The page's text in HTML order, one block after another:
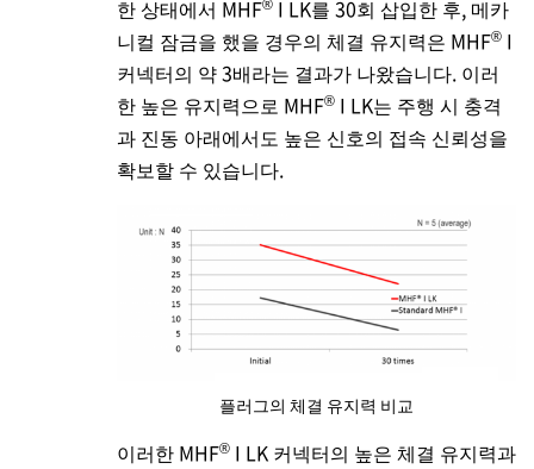
한 상태에서 MHF I LK를 30회 삽입한 후, 메카
니컬 잠금을 했을 경우의 체결 유지력은 MHF® I
커넥터의 약 3배라는 결과가 나왔습니다. 이러
한 높은 유지력으로 MHF® I LK는 주행 시 충격
과 진동 아래에서도 높은 신호의 접속 신뢰성을
확보할 수 있습니다.
플러그의 체결 유지력 비교
이러한 MHF® I LK 커넥터의 높은 체결 유지력과